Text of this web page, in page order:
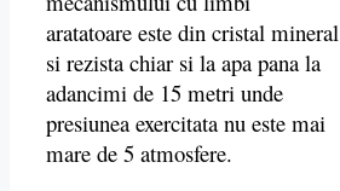
aratatoare este din cristal mineral
si rezista chiar si la apa pana la
adancimi de 15 metri unde
presiunea exercitata nu este mai
mare de 5 atmosfere.